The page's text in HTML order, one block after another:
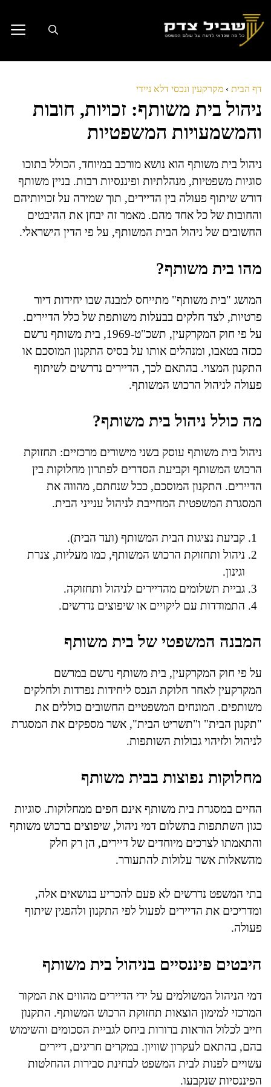
לתוכן
דף הבית › מקרקעין ונכסי דלא ניידי
ניהול בית משותף: זכויות, חובות
והמשמעויות המשפטיות
ניהול בית משותף הוא נושא מורכב במיוחד, הכולל בתוכו
סוגיות משפטיות, מנהלתיות ופיננסיות רבות. בניין משותף
דורש שיתוף פעולה בין הדיירים, תוך שמירה על זכויותיהם
והחובות של כל אחד מהם. מאמר זה יבחן את ההיבטים
החשובים של ניהול הבית המשותף, על פי הדין הישראלי.
מהו בית משותף?
המושג "בית משותף" מתייחס למבנה שבו יחידות דיור
פרטיות, לצד חלקים בבעלות משותפת של כלל הדיירים.
על פי חוק המקרקעין, תשכ"ט-1969, בית משותף נרשם
ככזה בטאבו, ומנהלים אותו על בסיס התקנון המוסכם או
התקנון המצוי. בהתאם לכך, הדיירים נדרשים לשיתוף
פעולה לניהול הרכוש המשותף.
מה כולל ניהול בית משותף?
ניהול בית משותף עוסק בשני מישורים מרכזיים: תחזוקת
הרכוש המשותף וקביעת הסדרים לפתרון מחלוקות בין
הדיירים. התקנון המוסכם, ככל שנחתם, מהווה את
המסגרת המשפטית המחייבת לניהול ענייני הבית.
קביעת נציגות הבית המשותף (ועד הבית).
ניהול ותחזוקת הרכוש המשותף, כמו מעליות, צנרת
וגינון.
גביית תשלומים מהדיירים לניהול ותחזוקה.
התמודדות עם ליקויים או שיפוצים נדרשים.
המבנה המשפטי של בית משותף
על פי חוק המקרקעין, בית משותף נרשם במרשם
המקרקעין לאחר חלוקת הנכס ליחידות נפרדות ולחלקים
משותפים. המונחים המשפטיים החשובים כוללים את
"תקנון הבית" ו"תשריט הבית", אשר מספקים את המסגרת
לניהול ולזיהוי גבולות השותפות.
מחלוקות נפוצות בבית משותף
החיים במסגרת בית משותף אינם חפים ממחלוקות. סוגיות
כגון השתתפות בתשלום דמי ניהול, שיפוצים ברכוש משותף
והתאמתו לצרכים מיוחדים של דיירים, הן רק חלק
מהשאלות אשר עלולות להתעורר.
בתי המשפט נדרשים לא פעם להכריע בנושאים אלה,
ומדריכים את הדיירים לפעול לפי התקנון ולהפגין שיתוף
פעולה.
היבטים פיננסיים בניהול בית משותף
דמי הניהול המשולמים על ידי הדיירים מהווים את המקור
המרכזי למימון הוצאות תחזוקת הרכוש המשותף. התקנון
חייב לכלול הוראות ברורות ביחס לגביית הסכומים והשימוש
בהם, בהתאם לעקרון שוויון. במקרים חריגים, דיירים
עשויים לפנות לבית המשפט לבחינת סבירות ההחלטות
הפיננסיות שנקבעו.